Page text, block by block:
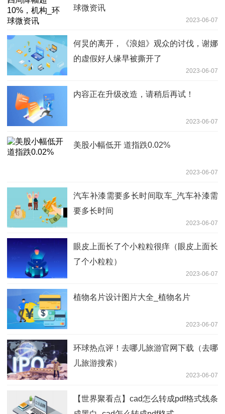
球微资讯
2023-06-07
何炅的离开，《浪姐》观众的讨伐，谢娜
的虚假好人缘早被撕开了
2023-06-07
内容正在升级改造，请稍后再试！
2023-06-07
美股小幅低开 道指跌0.02%
2023-06-07
汽车补漆需要多长时间取车_汽车补漆需
要多长时间
2023-06-07
眼皮上面长了个小粒粒很痒（眼皮上面长
了个小粒粒）
2023-06-07
植物名片设计图片大全_植物名片
2023-06-07
环球热点评！去哪儿旅游官网下载（去哪
儿旅游搜索）
2023-06-07
【世界聚看点】cad怎么转成pdf格式线条